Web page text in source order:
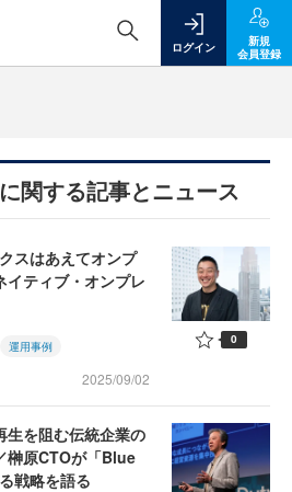
ログイン
新規
会員登録
関する記事とニュース
スはあえてオンプ
ティブ・オンプレ
運用事例
2025/09/02
0
生を阻む伝統企業の
榊原CTOが「Blue
戦略を語る